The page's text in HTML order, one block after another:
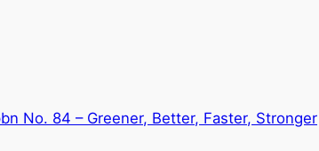
No. 84 – Greener, Better, Faster, Stronger